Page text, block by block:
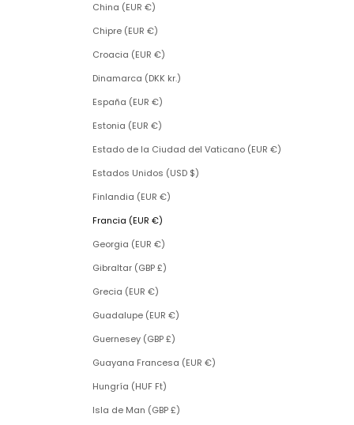
China (EUR €)
Chipre (EUR €)
Croacia (EUR €)
Dinamarca (DKK kr.)
España (EUR €)
Estonia (EUR €)
Estado de la Ciudad del Vaticano (EUR €)
Estados Unidos (USD $)
Finlandia (EUR €)
Francia (EUR €)
Georgia (EUR €)
Gibraltar (GBP £)
Grecia (EUR €)
Guadalupe (EUR €)
Guernesey (GBP £)
Guayana Francesa (EUR €)
Hungría (HUF Ft)
Isla de Man (GBP £)